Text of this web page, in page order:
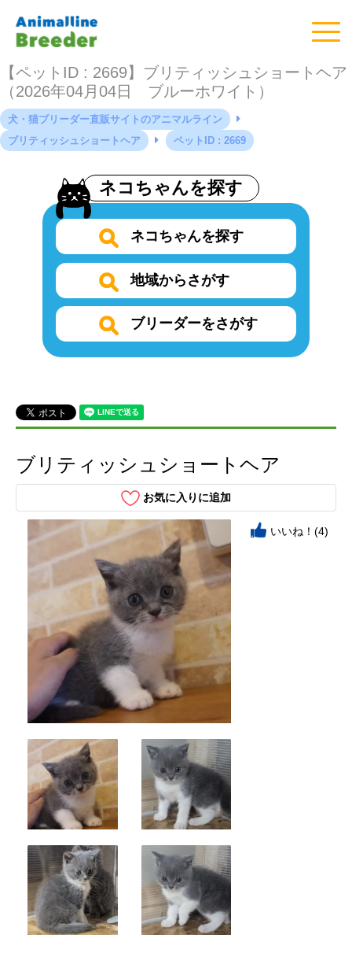
【ペットID : 2669】ブリティッシュショートヘア
（2026年04月04日 ブルーホワイト）
犬・猫ブリーダー直販サイトのアニマルライン
ブリティッシュショートヘア
ペットID : 2669
ネコちゃんを探す
ネコちゃんを探す
地域からさがす
ブリーダーをさがす
ブリティッシュショートヘア
お気に入りに追加
いいね！(4)